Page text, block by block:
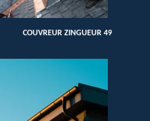
COUVREUR ZINGUEUR 49